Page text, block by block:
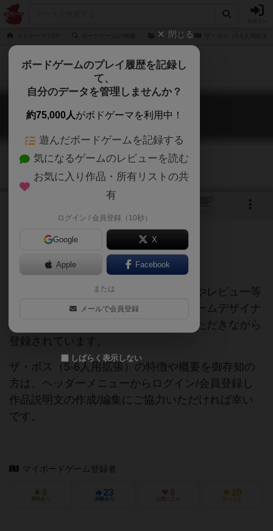
ザ・ボス
ザ・ボス（5-6人用拡張）
The Boss: 5-6 Player Expansion
ご協力ください
当サイトに掲載されている作品説明文やレビュー等
の情報は、ボドゲーマ運営事務局・ゲームデザイナ
ーご本人様・有志の皆様にご協力をいただきながら
登録されています。
ザ・ボス（5-6人用拡張）の特徴や概要を御存知の
方は、ヘッダーメニューからログイン/会員登録し
作品説明文の作成/編集にご協力いただければ幸い
です。
マイボードゲーム登録者
6
興味あり
23
経験あり
6
お気に入り
20
持ってる
閉じる
ボードゲームのプレイ履歴を記録し
て、
自分のデータを管理しませんか？
約75,000人がボドゲーマを利用中！
遊んだボードゲームを記録する
気になるゲームのレビューを読む
お気に入り作品・所有リストの共
有
ログイン / 会員登録（10秒）
Google X
Apple Facebook
または
メールで会員登録
しばらく表示しない